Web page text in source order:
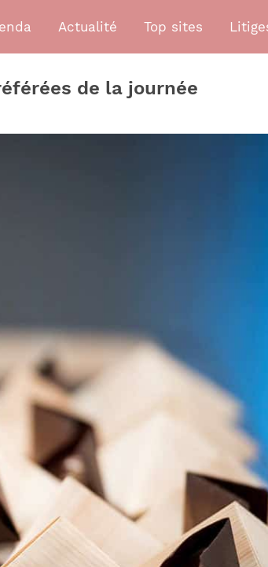
Actualité Top sites
de la journée